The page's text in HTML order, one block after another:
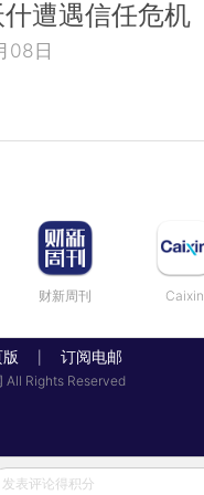
遭遇信任危机
08日
财新周刊 Caixin
版 订阅电邮
All Rights Reserved
发表评论得积分